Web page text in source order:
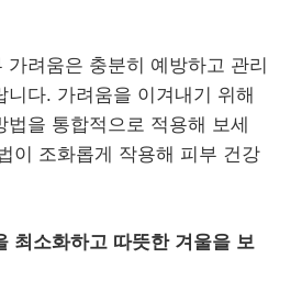
가려움은 충분히 예방하고 관리
니다. 가려움을 이겨내기 위해
법을 통합적으로 적용해 보세
이 조화롭게 작용해 피부 건강
최소화하고 따뜻한 겨울을 보